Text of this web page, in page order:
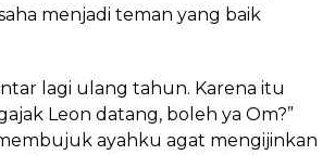
menjadi teman yang baik
lagi ulang tahun. Karena itu
Leon datang, boleh ya Om?”
ayahku agat mengijinkan